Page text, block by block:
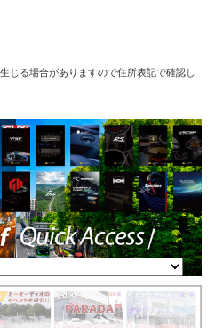
じる場合がありますので住所表記で確認し